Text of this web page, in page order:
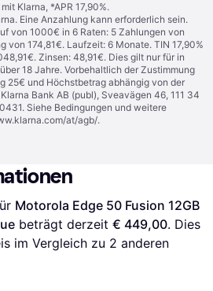
Klarna, *APR 17,90%.
Eine Anzahlung kann erforderlich sein.
von 1000€ in 6 Raten: 5 Zahlungen von
von 174,81€. Laufzeit: 6 Monate. TIN 17,90%
Zinsen: 48,91€. Dies gilt nur für in
18 Jahre. Vorbehaltlich der Zustimmung
25€ und Höchstbetrag abhängig von der
Bank AB (publ), Sveavägen 46, 111 34
Siehe Bedingungen und weitere
at/agb/.
Motorola Edge 50 Fusion 12GB
beträgt derzeit € 449,00. Dies
im Vergleich zu 2 anderen